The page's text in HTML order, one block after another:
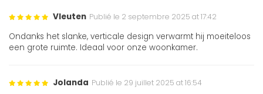
Vleuten Publié le 2 septembre 2025 at 17:42
Ondanks het slanke, verticale design verwarmt hij moeiteloos
een grote ruimte. Ideaal voor onze woonkamer.
Jolanda Publié le 29 juillet 2025 at 16:54